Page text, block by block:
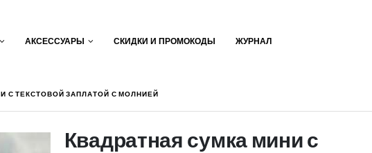
АКСЕССУАРЫ СКИДКИ И ПРОМОКОДЫ ЖУРНАЛ
С ТЕКСТОВОЙ ЗАПЛАТОЙ С МОЛНИЕЙ
Квадратная сумка мини с